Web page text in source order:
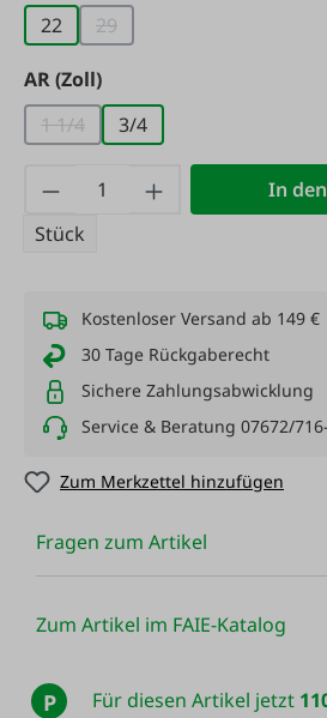
22
29(Diese Option ist zurzeit
AR (Zoll)auswählen
1 1/4(Diese Option ist zurzeit nicht
3/4
Produkt Anzahl: Gib
Stück
In
Kostenloser Versand ab 149 €
30 Tage Rückgaberecht
Sichere Zahlungsabwicklung
Service & Beratung 07672/
Zum Merkzettel hinzufügen
Fragen zum Artikel
Zum Artikel im FAIE-Katalog
P Für diesen Artikel jetzt